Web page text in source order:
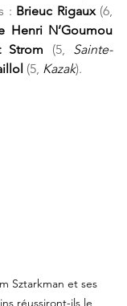
: Brieuc Rigaux
Henri N’Goumou
Strom (5, Sainte-
(5, Kazak).
Sztarkman et ses
réussiront-ils le